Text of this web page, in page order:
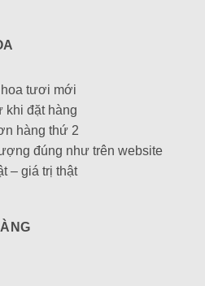
hoa tươi mới
khi đặt hàng
hàng thứ 2
đúng như trên website
– giá trị thật